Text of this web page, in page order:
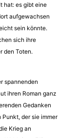
hat: es gibt eine
aufgewachsen
sein könnte.
sich ihre
den Toten.
spannenden
ihren Roman ganz
Gedanken
der sie immer
Krieg an